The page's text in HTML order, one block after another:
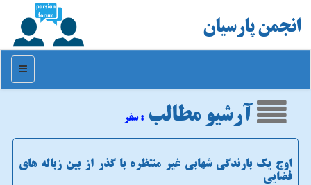
انجمن پارسیان
منو
آرشیو مطالب : سفر
اوج یک بارندگی شهابی غیر منتظره با گذر از بین زباله های
فضایی